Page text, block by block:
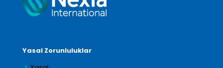
Yasal Zorunluluklar